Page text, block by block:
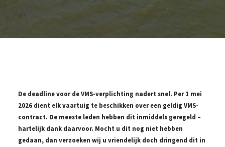
De deadline voor de VMS-verplichting nadert snel. Per 1 mei
2026 dient elk vaartuig te beschikken over een geldig VMS-
contract. De meeste leden hebben dit inmiddels geregeld –
hartelijk dank daarvoor. Mocht u dit nog niet hebben
gedaan, dan verzoeken wij u vriendelijk doch dringend dit in